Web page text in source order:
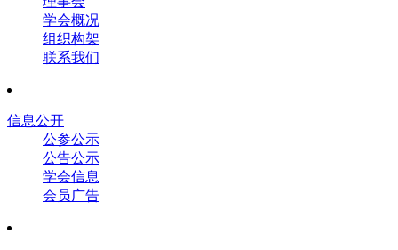
学会概况
组织构架
联系我们
信息公开
公参公示
公告公示
学会信息
会员广告